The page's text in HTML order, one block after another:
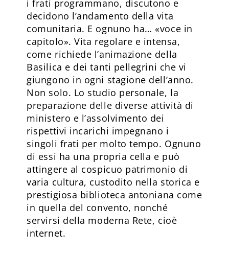
i frati programmano, discutono e
decidono l’andamento della vita
comunitaria. E ognuno ha… «voce in
capitolo». Vita regolare e intensa,
come richiede l’animazione della
Basilica e dei tanti pellegrini che vi
giungono in ogni stagione dell’anno.
Non solo. Lo studio personale, la
preparazione delle diverse attività di
ministero e l’assolvimento dei
rispettivi incarichi impegnano i
singoli frati per molto tempo. Ognuno
di essi ha una propria cella e può
attingere al cospicuo patrimonio di
varia cultura, custodito nella storica e
prestigiosa biblioteca antoniana come
in quella del convento, nonché
servirsi della moderna Rete, cioè
internet.